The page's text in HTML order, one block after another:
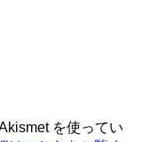
を使ってい